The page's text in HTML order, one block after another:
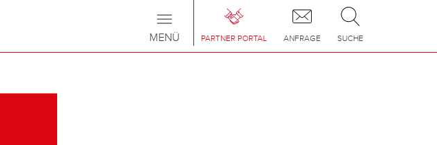
PARTNER PORTAL ANFRAGE SUCHE
Toggle
navigation
MENÜ